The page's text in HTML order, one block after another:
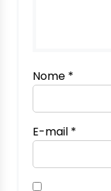
Nome *
E-mail *